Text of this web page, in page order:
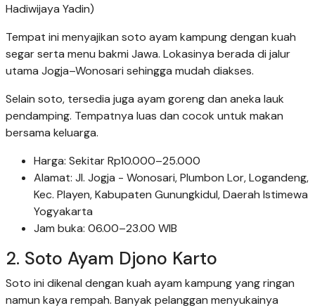
Hadiwijaya Yadin)
Tempat ini menyajikan soto ayam kampung dengan kuah
segar serta menu bakmi Jawa. Lokasinya berada di jalur
utama Jogja–Wonosari sehingga mudah diakses.
Selain soto, tersedia juga ayam goreng dan aneka lauk
pendamping. Tempatnya luas dan cocok untuk makan
bersama keluarga.
Harga: Sekitar Rp10.000–25.000
Alamat: Jl. Jogja - Wonosari, Plumbon Lor, Logandeng,
Kec. Playen, Kabupaten Gunungkidul, Daerah Istimewa
Yogyakarta
Jam buka: 06.00–23.00 WIB
2. Soto Ayam Djono Karto
Soto ini dikenal dengan kuah ayam kampung yang ringan
namun kaya rempah. Banyak pelanggan menyukainya